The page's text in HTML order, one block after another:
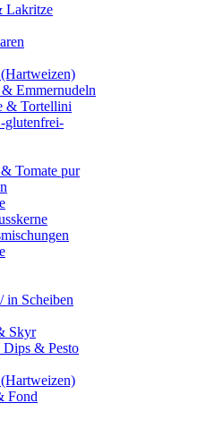
Lakritze
Emmernudeln
& Tortellini
glutenfrei-
Tomate pur
in Scheiben
Skyr
Dips & Pesto
Fond